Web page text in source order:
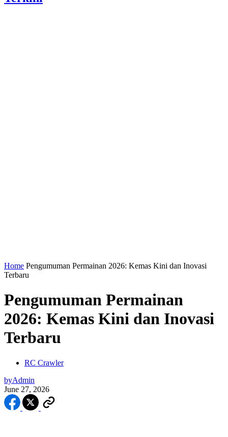
Home Pengumuman Permainan 2026: Kemas Kini dan Inovasi
Terbaru
Pengumuman Permainan
2026: Kemas Kini dan Inovasi
Terbaru
RC Crawler
byAdmin
June 27, 2026